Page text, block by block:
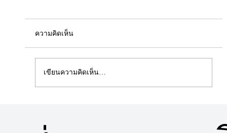
ความคิดเห็น
เขียนความคิดเห็น…